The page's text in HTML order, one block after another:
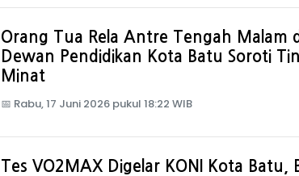
Orang Tua Rela Antre Tengah Malam
Dewan Pendidikan Kota Batu Soroti
Minat
📅 Rabu, 17 Juni 2026 pukul 18:22 WIB
Tes VO2MAX Digelar KONI Kota Batu,